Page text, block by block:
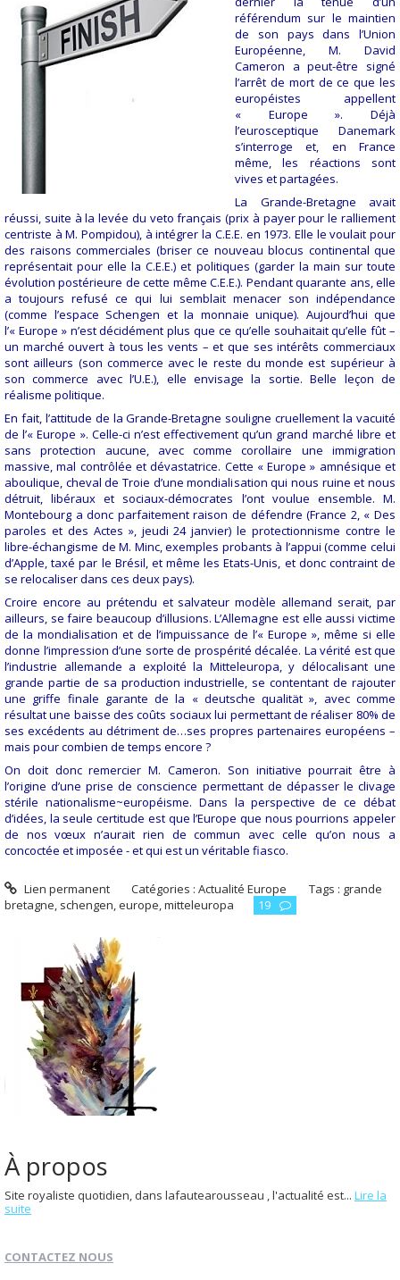
référendum sur le maintien
de son pays dans l’Union
Européenne, M. David
Cameron a peut-être signé
l’arrêt de mort de ce que les
européistes appellent
« Europe ». Déjà
l’eurosceptique Danemark
s’interroge et, en France
même, les réactions sont
vives et partagées.
La Grande-Bretagne avait
réussi, suite à la levée du veto français (prix à payer pour le ralliement
centriste à M. Pompidou), à intégrer la C.E.E. en 1973. Elle le voulait pour
des raisons commerciales (briser ce nouveau blocus continental que
représentait pour elle la C.E.E.) et politiques (garder la main sur toute
évolution postérieure de cette même C.E.E.). Pendant quarante ans, elle
a toujours refusé ce qui lui semblait menacer son indépendance
(comme l’espace Schengen et la monnaie unique). Aujourd’hui que
l’« Europe » n’est décidément plus que ce qu’elle souhaitait qu’elle fût –
un marché ouvert à tous les vents – et que ses intérêts commerciaux
sont ailleurs (son commerce avec le reste du monde est supérieur à
son commerce avec l’U.E.), elle envisage la sortie. Belle leçon de
réalisme politique.
En fait, l’attitude de la Grande-Bretagne souligne cruellement la vacuité
de l’« Europe ». Celle-ci n’est effectivement qu’un grand marché libre et
sans protection aucune, avec comme corollaire une immigration
massive, mal contrôlée et dévastatrice. Cette « Europe » amnésique et
aboulique, cheval de Troie d’une mondialisation qui nous ruine et nous
détruit, libéraux et sociaux-démocrates l’ont voulue ensemble. M.
Montebourg a donc parfaitement raison de défendre (France 2, « Des
paroles et des Actes », jeudi 24 janvier) le protectionnisme contre le
libre-échangisme de M. Minc, exemples probants à l’appui (comme celui
d’Apple, taxé par le Brésil, et même les Etats-Unis, et donc contraint de
se relocaliser dans ces deux pays).
Croire encore au prétendu et salvateur modèle allemand serait, par
ailleurs, se faire beaucoup d’illusions. L’Allemagne est elle aussi victime
de la mondialisation et de l’impuissance de l’« Europe », même si elle
donne l’impression d’une sorte de prospérité décalée. La vérité est que
l’industrie allemande a exploité la Mitteleuropa, y délocalisant une
grande partie de sa production industrielle, se contentant de rajouter
une griffe finale garante de la « deutsche qualität », avec comme
résultat une baisse des coûts sociaux lui permettant de réaliser 80% de
ses excédents au détriment de…ses propres partenaires européens –
mais pour combien de temps encore ?
On doit donc remercier M. Cameron. Son initiative pourrait être à
l’origine d’une prise de conscience permettant de dépasser le clivage
stérile nationalisme~européisme. Dans la perspective de ce débat
d’idées, la seule certitude est que l’Europe que nous pourrions appeler
de nos vœux n’aurait rien de commun avec celle qu’on nous a
concoctée et imposée - et qui est un véritable fiasco.
Lien permanent Catégories :Actualité Europe Tags : grande
bretagne, schengen,europe,mitteleuropa 19
À propos
Site royaliste quotidien, dans lafautearousseau , l'actualité est... Lire la
suite
CONTACTEZ NOUS